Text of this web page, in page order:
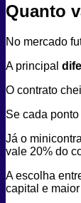
Quanto
No mercado
A principal
O contrato
Se cada
Já o
vale 20% do
A escolha
capital e